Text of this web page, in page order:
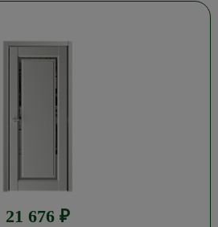
21 676 ₽